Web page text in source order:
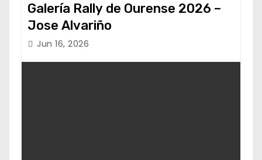
Galería Rally de Ourense 2026 –
Jose Alvariño
Jun 16, 2026